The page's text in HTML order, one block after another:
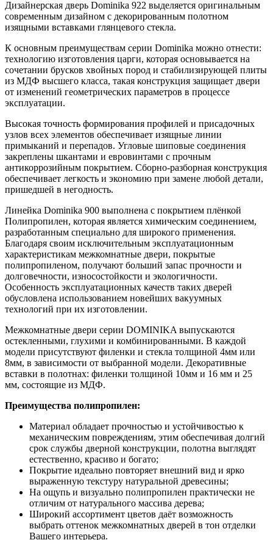
Дизайнерская дверь Dominika 922 выделяется оригинальным
современным дизайном с декорированным полотном
изящными вставками глянцевого стекла.
К основным преимуществам серии Dominika можно отнести:
технологию изготовления царги, которая основывается на
сочетании брусков хвойных пород и стабилизирующей плиты
из МДФ высшего класса, такая конструкция защищает двери
от изменений геометрических параметров в процессе
эксплуатации.
Высокая точность формирования профилей и присадочных
узлов всех элементов обеспечивает изящные линии
примыканий и перепадов. Угловые шиповые соединения
закреплены шкантами и евровинтами с прочным
антикоррозийным покрытием. Сборно-разборная конструкция
обеспечивает легкость и экономию при замене любой детали,
пришедшей в негодность.
Линейка Dominika 900 выполнена с покрытием плёнкой
Полипропилен, которая является химическим соединением,
разработанным специально для широкого применения.
Благодаря своим исключительным эксплуатационным
характеристикам межкомнатные двери, покрытые
полипропиленом, получают больший запас прочности и
долговечности, износостойкости и экологичности.
Особенность эксплуатационных качеств таких дверей
обусловлена использованием новейших вакуумных
технологий при их изготовлении.
Межкомнатные двери серии DOMINIKA выпускаются
остекленными, глухими и комбинированными. В каждой
модели присутствуют филенки и стекла толщиной 4мм или
8мм, в зависимости от выбранной модели. Декоративные
вставки в полотнах: филенки толщиной 10мм и 16 мм и 25
мм, состоящие из МДФ.
Преимущества полипропилен:
Материал обладает прочностью и устойчивостью к
механическим повреждениям, этим обеспечивая долгий
срок службы дверной конструкции, полотна выглядят
естественно, красиво и богато;
Покрытие идеально повторяет внешний вид и ярко
выраженную текстуру натуральной древесины;
На ощупь и визуально полипропилен практически не
отличим от натурального массива дерева;
Широкий ассортимент цветов даёт возможность
выбрать оттенок межкомнатных дверей в тон отделки
Вашего интерьера.